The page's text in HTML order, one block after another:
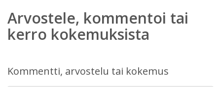
Arvostele, kommentoi tai
kerro kokemuksista
Kommentti, arvostelu tai kokemus